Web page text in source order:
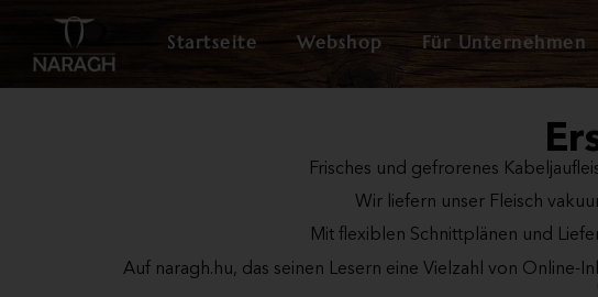
Startseite Webshop Für Unternehmen
Frisches und gefrorenes
Wir liefern unser Fleisch
Mit flexiblen Schnittplänen und
Auf naragh.hu, das seinen Lesern eine Vielzahl von